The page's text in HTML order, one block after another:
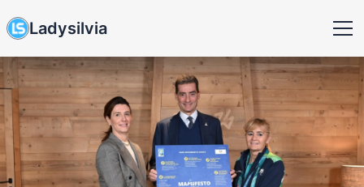
Ladysilvia